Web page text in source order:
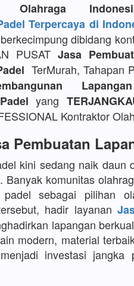
Olahraga
Terpercaya di
dibidang
PUSAT Jasa
TerMurah, Tahapan
yang
Kontraktor
Pembuatan
kini sedang naik daun
Banyak komunitas
padel sebagai pilihan
hadir layanan
lapangan
modern, material
investasi jangka